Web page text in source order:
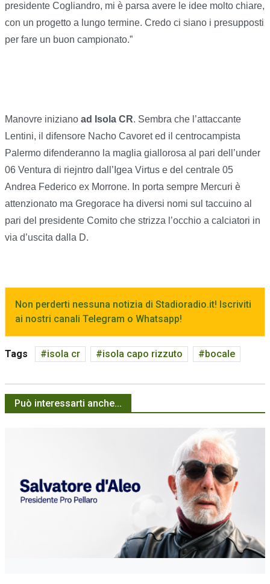
presidente Cogliandro, mi è parsa avere le idee molto chiare,
con un progetto a lungo termine. Credo ci siano i presupposti
per fare un buon campionato.”
Manovre iniziano ad Isola CR. Sembra che l’attaccante
Lentini, il difensore Nacho Cavoret ed il centrocampista
Palermo difenderanno la maglia giallorosa al pari dell’under
06 Ventura di riejntro dall’Igea Virtus e del centrale 05
Andrea Federico ex Morrone. In porta sempre Mercuri è
attenzionato ma Gregorace ha diversi nomi sul taccuino al
pari del presidente Comito che strizza l’occhio a calciatori in
via d’uscita dalla D.
Non perderti nessuna notizia di Stadioradio.it! Iscriviti
ai nostri canali Telegram o Whatsapp!
Tags isola cr isola capo rizzuto bocale
Può interessarti anche...